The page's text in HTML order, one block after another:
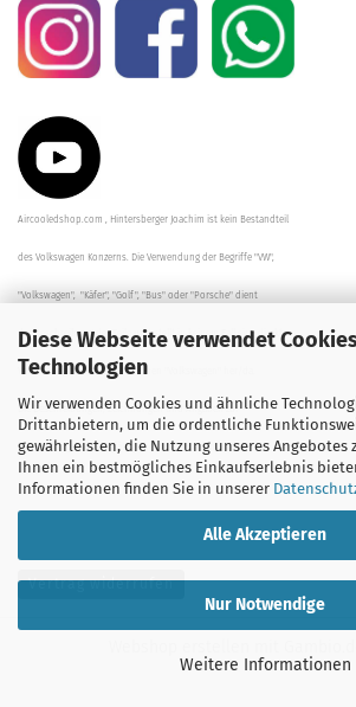
Diese Webseite verwendet
Technologien
Wir verwenden Cookies und ähnliche
Drittanbietern, um die ordentliche
gewährleisten, die Nutzung unseres Angebotes
Ihnen ein bestmögliches Einkaufserlebnis
Informationen finden Sie in unserer
Alle Akzeptieren
Nur Notwendige
Weitere Informationen
Aircooledshop.com , Hintersberger Joachim ist kein Bestandteil
des Volkswagen Konzerns. Die Verwendung der Begriffe "VW",
"Volkswagen", "Käfer", "Golf", "Bus" oder "Porsche" dient
der Beschreibung der Teile und stellt in keinem Fall eine direkte
Verbindung zu dem Unternehmen "Volkswagen" her/da.
Die Beschreibungen, Zeichnungen und Angaben zur
Verwendung sind sorgfältig überprüft worden.
Vertrag widerrufen